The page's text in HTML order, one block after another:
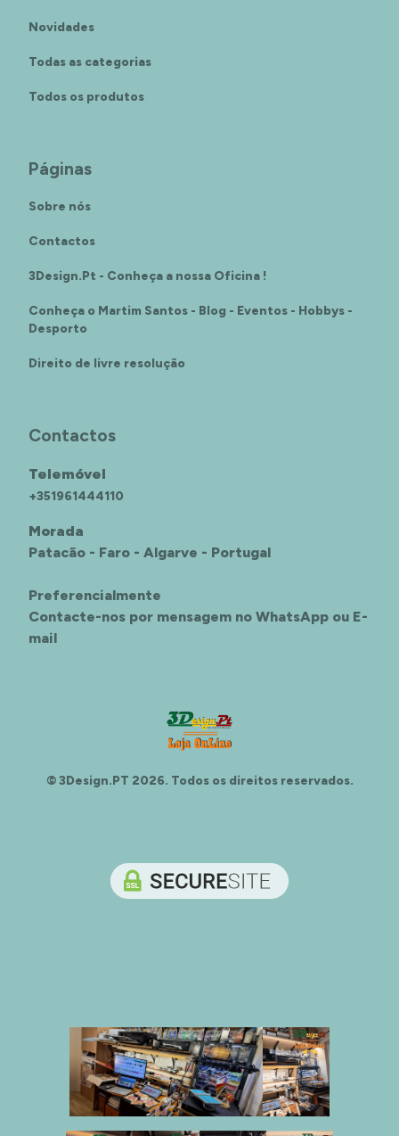
© 3Design.PT 2026. Todos os direitos reservados.
Novidades
Todas as categorias
Todos os produtos
Páginas
Sobre nós
Contactos
3Design.Pt - Conheça a nossa Oficina !
Conheça o Martim Santos - Blog - Eventos - Hobbys -
Desporto
Direito de livre resolução
Contactos
Telemóvel
+351961444110
Morada
Patacão - Faro - Algarve - Portugal
Preferencialmente
Contacte-nos por mensagem no WhatsApp ou E-
mail